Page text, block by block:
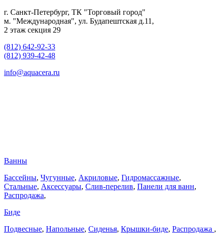
г. Санкт-Петербург, ТК "Торговый город"
м. "Международная", ул. Будапештская д.11,
2 этаж секция 29
(812) 642-92-33
(812) 939-42-48
info@aquacera.ru
Ванны
Бассейны, Чугунные, Акриловые, Гидромассажные,
Стальные, Аксессуары, Слив-перелив, Панели для ванн,
Распродажа,
Биде
Подвесные, Напольные, Сиденья, Крышки-биде, Распродажа ,